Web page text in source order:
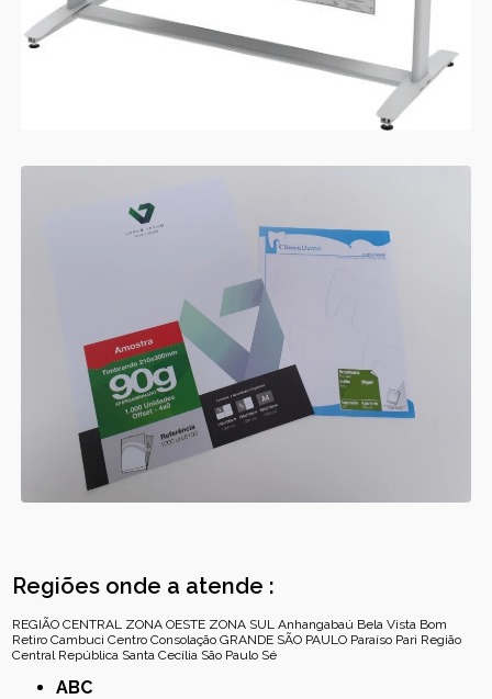
Regiões onde a atende :
REGIÃO CENTRAL ZONA OESTE ZONA SUL Anhangabaú Bela Vista Bom
Retiro Cambuci Centro Consolação GRANDE SÃO PAULO Paraíso Pari Região
Central República Santa Cecília São Paulo Sé
ABC